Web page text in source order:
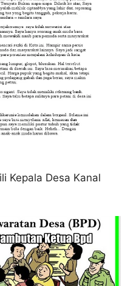
Kepala Desa Kanal